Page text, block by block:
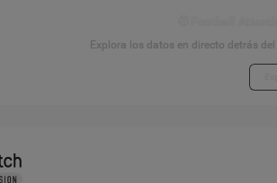
Explora los datos en directo detrás